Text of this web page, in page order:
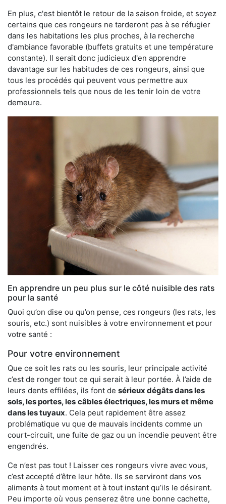
En plus, c'est bientôt le retour de la saison froide, et soyez
certains que ces rongeurs ne tarderont pas à se réfugier
dans les habitations les plus proches, à la recherche
d'ambiance favorable (buffets gratuits et une température
constante). Il serait donc judicieux d'en apprendre
davantage sur les habitudes de ces rongeurs, ainsi que
tous les procédés qui peuvent vous permettre aux
professionnels tels que nous de les tenir loin de votre
demeure.
En apprendre un peu plus sur le côté nuisible des rats
pour la santé
Quoi qu’on dise ou qu’on pense, ces rongeurs (les rats, les
souris, etc.) sont nuisibles à votre environnement et pour
votre santé :
Pour votre environnement
Que ce soit les rats ou les souris, leur principale activité
c’est de ronger tout ce qui serait à leur portée. À l’aide de
leurs dents effilées, ils font de sérieux dégâts dans les
sols, les portes, les câbles électriques, les murs et même
dans les tuyaux. Cela peut rapidement être assez
problématique vu que de mauvais incidents comme un
court-circuit, une fuite de gaz ou un incendie peuvent être
engendrés.
Ce n’est pas tout ! Laisser ces rongeurs vivre avec vous,
c’est accepté d’être leur hôte. Ils se serviront dans vos
aliments à tout moment et à tout instant qu’ils le désirent.
Peu importe où vous penserez être une bonne cachette,